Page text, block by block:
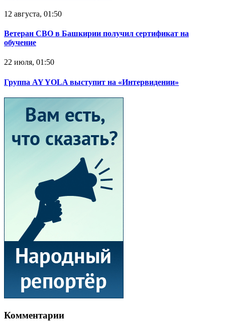
12 августа, 01:50
Ветеран СВО в Башкирии получил сертификат на
обучение
22 июля, 01:50
Группа AY YOLA выступит на «Интервидении»
Комментарии